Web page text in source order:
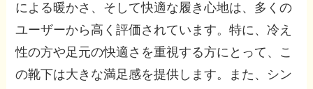
による暖かさ、そして快適な履き心地は、多くの
ユーザーから高く評価されています。特に、冷え
性の方や足元の快適さを重視する方にとって、こ
の靴下は大きな満足感を提供します。また、シン